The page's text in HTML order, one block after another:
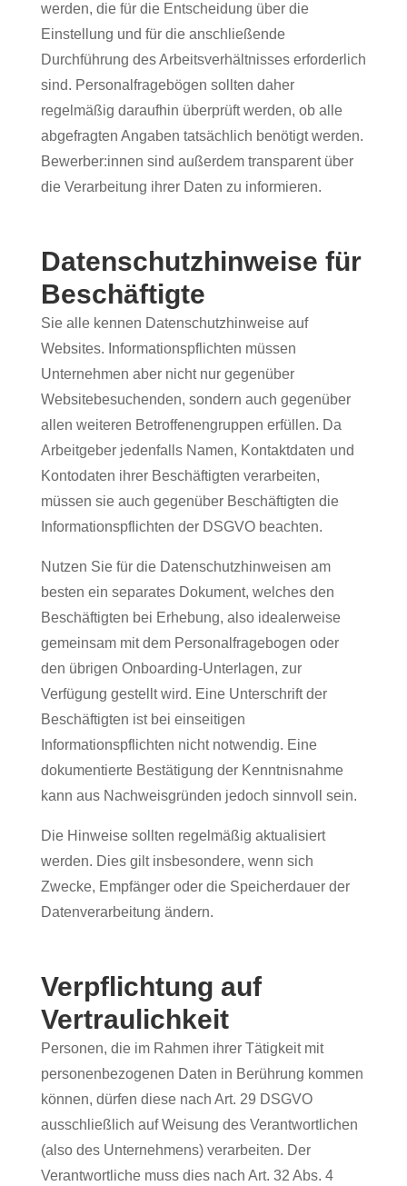
werden, die für die Entscheidung über die
Einstellung und für die anschließende
Durchführung des Arbeitsverhältnisses erforderlich
sind. Personalfragebögen sollten daher
regelmäßig daraufhin überprüft werden, ob alle
abgefragten Angaben tatsächlich benötigt werden.
Bewerber:innen sind außerdem transparent über
die Verarbeitung ihrer Daten zu informieren.
Datenschutzhinweise für
Beschäftigte
Sie alle kennen Datenschutzhinweise auf
Websites. Informationspflichten müssen
Unternehmen aber nicht nur gegenüber
Websitebesuchenden, sondern auch gegenüber
allen weiteren Betroffenengruppen erfüllen. Da
Arbeitgeber jedenfalls Namen, Kontaktdaten und
Kontodaten ihrer Beschäftigten verarbeiten,
müssen sie auch gegenüber Beschäftigten die
Informationspflichten der DSGVO beachten.
Nutzen Sie für die Datenschutzhinweisen am
besten ein separates Dokument, welches den
Beschäftigten bei Erhebung, also idealerweise
gemeinsam mit dem Personalfragebogen oder
den übrigen Onboarding-Unterlagen, zur
Verfügung gestellt wird. Eine Unterschrift der
Beschäftigten ist bei einseitigen
Informationspflichten nicht notwendig. Eine
dokumentierte Bestätigung der Kenntnisnahme
kann aus Nachweisgründen jedoch sinnvoll sein.
Die Hinweise sollten regelmäßig aktualisiert
werden. Dies gilt insbesondere, wenn sich
Zwecke, Empfänger oder die Speicherdauer der
Datenverarbeitung ändern.
Verpflichtung auf
Vertraulichkeit
Personen, die im Rahmen ihrer Tätigkeit mit
personenbezogenen Daten in Berührung kommen
können, dürfen diese nach Art. 29 DSGVO
ausschließlich auf Weisung des Verantwortlichen
(also des Unternehmens) verarbeiten. Der
Verantwortliche muss dies nach Art. 32 Abs. 4